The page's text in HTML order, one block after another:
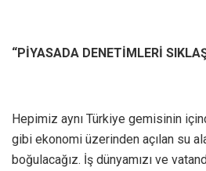
“PİYASADA DENETİMLERİ
Hepimiz aynı Türkiye gemisinin
gibi ekonomi üzerinden açılan su
boğulacağız. İş dünyamızı ve